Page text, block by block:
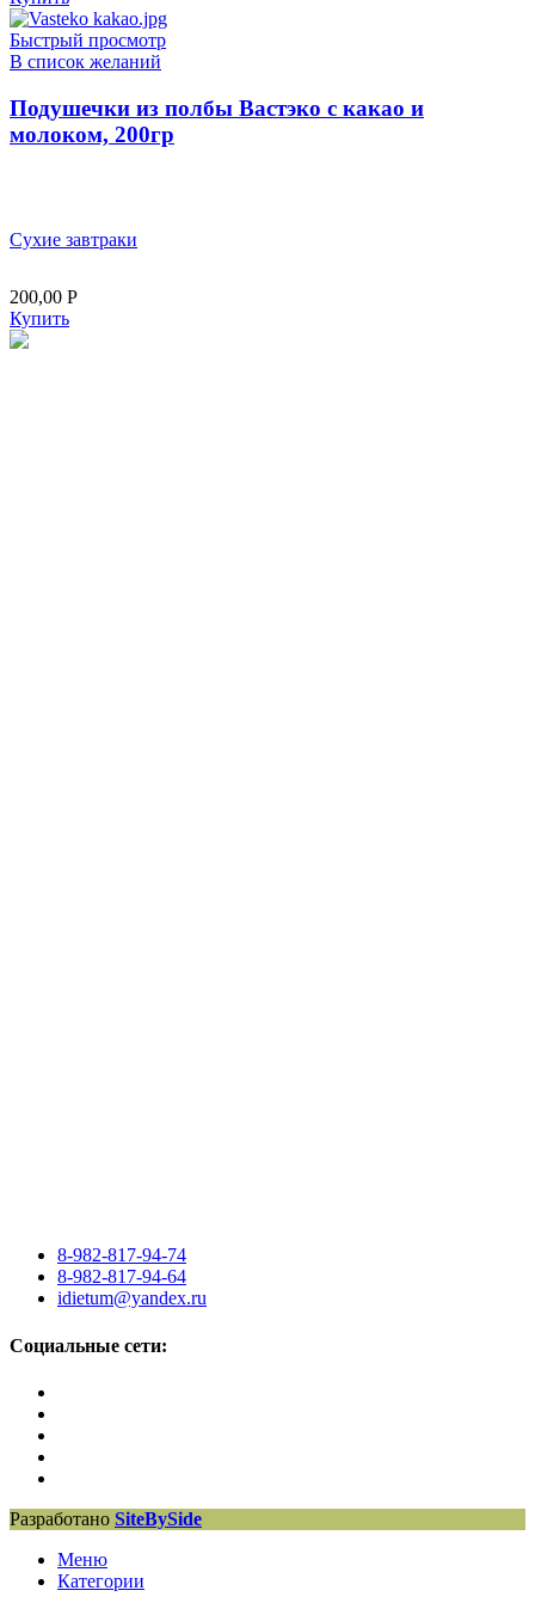
Быстрый просмотр
В список желаний
Подушечки из полбы Вастэко с какао и
молоком, 200гр
Сухие завтраки
200,00 Р
Купить
8-982-817-94-74
8-982-817-94-64
idietum@yandex.ru
Социальные сети:
Разработано SiteBySide
Меню
Категории